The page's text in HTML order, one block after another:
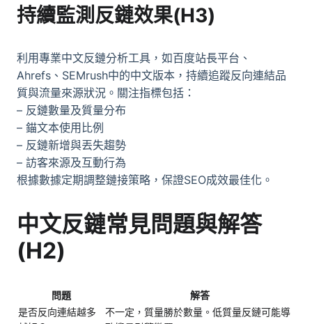
持續監測反鏈效果(H3)
利用專業中文反鏈分析工具，如百度站長平台、
Ahrefs、SEMrush中的中文版本，持續追蹤反向連結品
質與流量來源狀況。關注指標包括：
– 反鏈數量及質量分布
– 錨文本使用比例
– 反鏈新增與丟失趨勢
– 訪客來源及互動行為
根據數據定期調整鏈接策略，保證SEO成效最佳化。
中文反鏈常見問題與解答
(H2)
問題
解答
是否反向連結越多
不一定，質量勝於數量。低質量反鏈可能導